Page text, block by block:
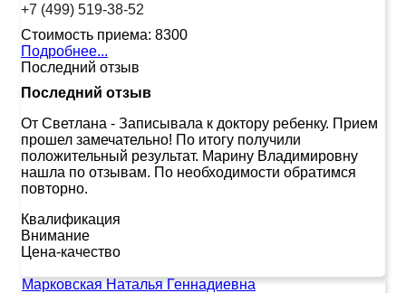
+7 (499) 519-38-52
Стоимость приема: 8300
Подробнее...
Последний отзыв
Последний отзыв
От Светлана - Записывала к доктору ребенку. Прием
прошел замечательно! По итогу получили
положительный результат. Марину Владимировну
нашла по отзывам. По необходимости обратимся
повторно.
Квалификация
Внимание
Цена-качество
Марковская Наталья Геннадиевна